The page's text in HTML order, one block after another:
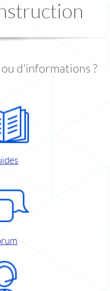
ou d'informations ?